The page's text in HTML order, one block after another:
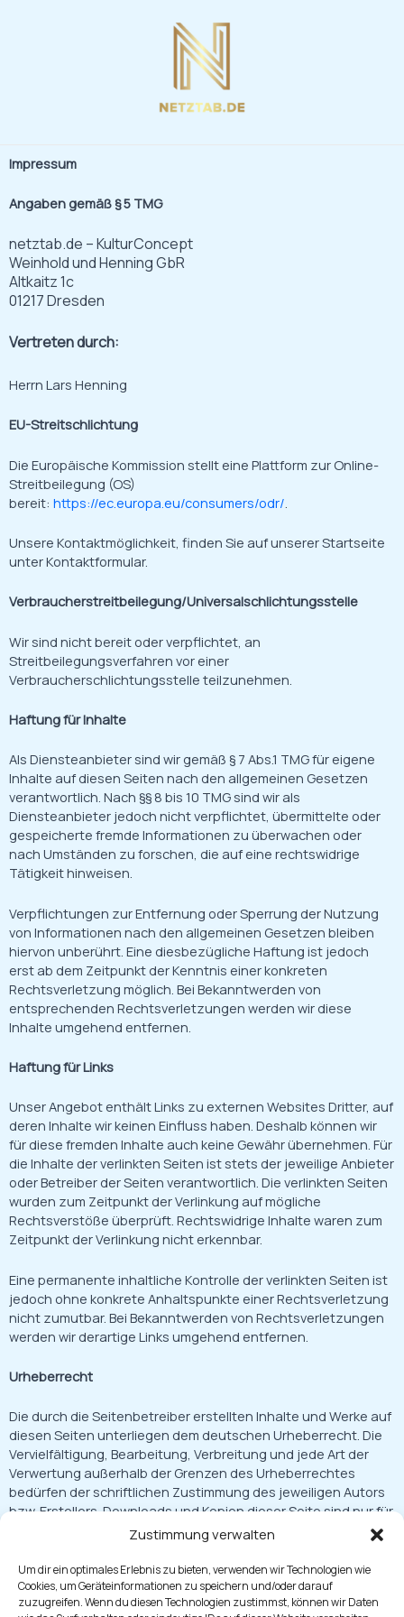
Zustimmung verwalten
Um dir ein optimales Erlebnis zu bieten, verwenden wir Technologien wie
Cookies, um Geräteinformationen zu speichern und/oder darauf
zuzugreifen. Wenn du diesen Technologien zustimmst, können wir Daten
Impressum
Angaben gemäß § 5 TMG
netztab.de – KulturConcept
Weinhold und Henning GbR
Altkaitz 1c
01217 Dresden
Vertreten durch:
Herrn Lars Henning
EU-Streitschlichtung
Die Europäische Kommission stellt eine Plattform zur Online-
Streitbeilegung (OS)
bereit: https://ec.europa.eu/consumers/odr/
Unsere Kontaktmöglichkeit, finden Sie auf unserer Startseite
unter Kontaktformular.
Verbraucherstreitbeilegung/Universalschlichtungsstelle
Wir sind nicht bereit oder verpflichtet, an
Streitbeilegungsverfahren vor einer
Verbraucherschlichtungsstelle teilzunehmen.
Haftung für Inhalte
Als Diensteanbieter sind wir gemäß § 7 Abs.1 TMG für eigene
Inhalte auf diesen Seiten nach den allgemeinen Gesetzen
verantwortlich. Nach §§ 8 bis 10 TMG sind wir als
Diensteanbieter jedoch nicht verpflichtet, übermittelte oder
gespeicherte fremde Informationen zu überwachen oder
nach Umständen zu forschen, die auf eine rechtswidrige
Tätigkeit hinweisen.
Verpflichtungen zur Entfernung oder Sperrung der Nutzung
von Informationen nach den allgemeinen Gesetzen bleiben
hiervon unberührt. Eine diesbezügliche Haftung ist jedoch
erst ab dem Zeitpunkt der Kenntnis einer konkreten
Rechtsverletzung möglich. Bei Bekanntwerden von
entsprechenden Rechtsverletzungen werden wir diese
Inhalte umgehend entfernen.
Haftung für Links
Unser Angebot enthält Links zu externen Websites Dritter, auf
deren Inhalte wir keinen Einfluss haben. Deshalb können wir
für diese fremden Inhalte auch keine Gewähr übernehmen. Für
die Inhalte der verlinkten Seiten ist stets der jeweilige Anbieter
oder Betreiber der Seiten verantwortlich. Die verlinkten Seiten
wurden zum Zeitpunkt der Verlinkung auf mögliche
Rechtsverstöße überprüft. Rechtswidrige Inhalte waren zum
Zeitpunkt der Verlinkung nicht erkennbar.
Eine permanente inhaltliche Kontrolle der verlinkten Seiten ist
jedoch ohne konkrete Anhaltspunkte einer Rechtsverletzung
nicht zumutbar. Bei Bekanntwerden von Rechtsverletzungen
werden wir derartige Links umgehend entfernen.
Urheberrecht
Die durch die Seitenbetreiber erstellten Inhalte und Werke auf
diesen Seiten unterliegen dem deutschen Urheberrecht. Die
Vervielfältigung, Bearbeitung, Verbreitung und jede Art der
Verwertung außerhalb der Grenzen des Urheberrechtes
bedürfen der schriftlichen Zustimmung des jeweiligen Autors
bzw. Erstellers. Downloads und Kopien dieser Seite sind nur für
den privaten, nicht kommerziellen Gebrauch gestattet.
Soweit die Inhalte auf dieser Seite nicht vom Betreiber erstellt
wurden, werden die Urheberrechte Dritter beachtet.
Insbesondere werden Inhalte Dritter als solche